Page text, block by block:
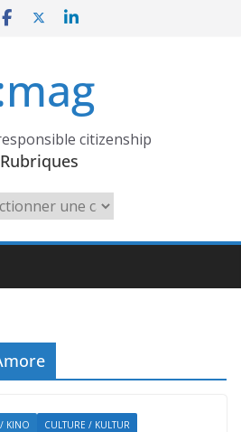
citizenship
Rubriques
KINO CULTURE / KULTUR